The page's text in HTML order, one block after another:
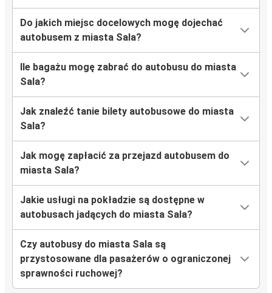
Do jakich miejsc docelowych mogę dojechać
autobusem z miasta Sala?
Ile bagażu mogę zabrać do autobusu do miasta
Sala?
Jak znaleźć tanie bilety autobusowe do miasta
Sala?
Jak mogę zapłacić za przejazd autobusem do
miasta Sala?
Jakie usługi na pokładzie są dostępne w
autobusach jadących do miasta Sala?
Czy autobusy do miasta Sala są
przystosowane dla pasażerów o ograniczonej
sprawności ruchowej?